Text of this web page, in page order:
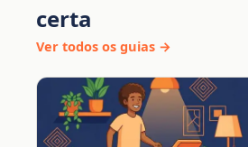
certa
Ver todos os guias →